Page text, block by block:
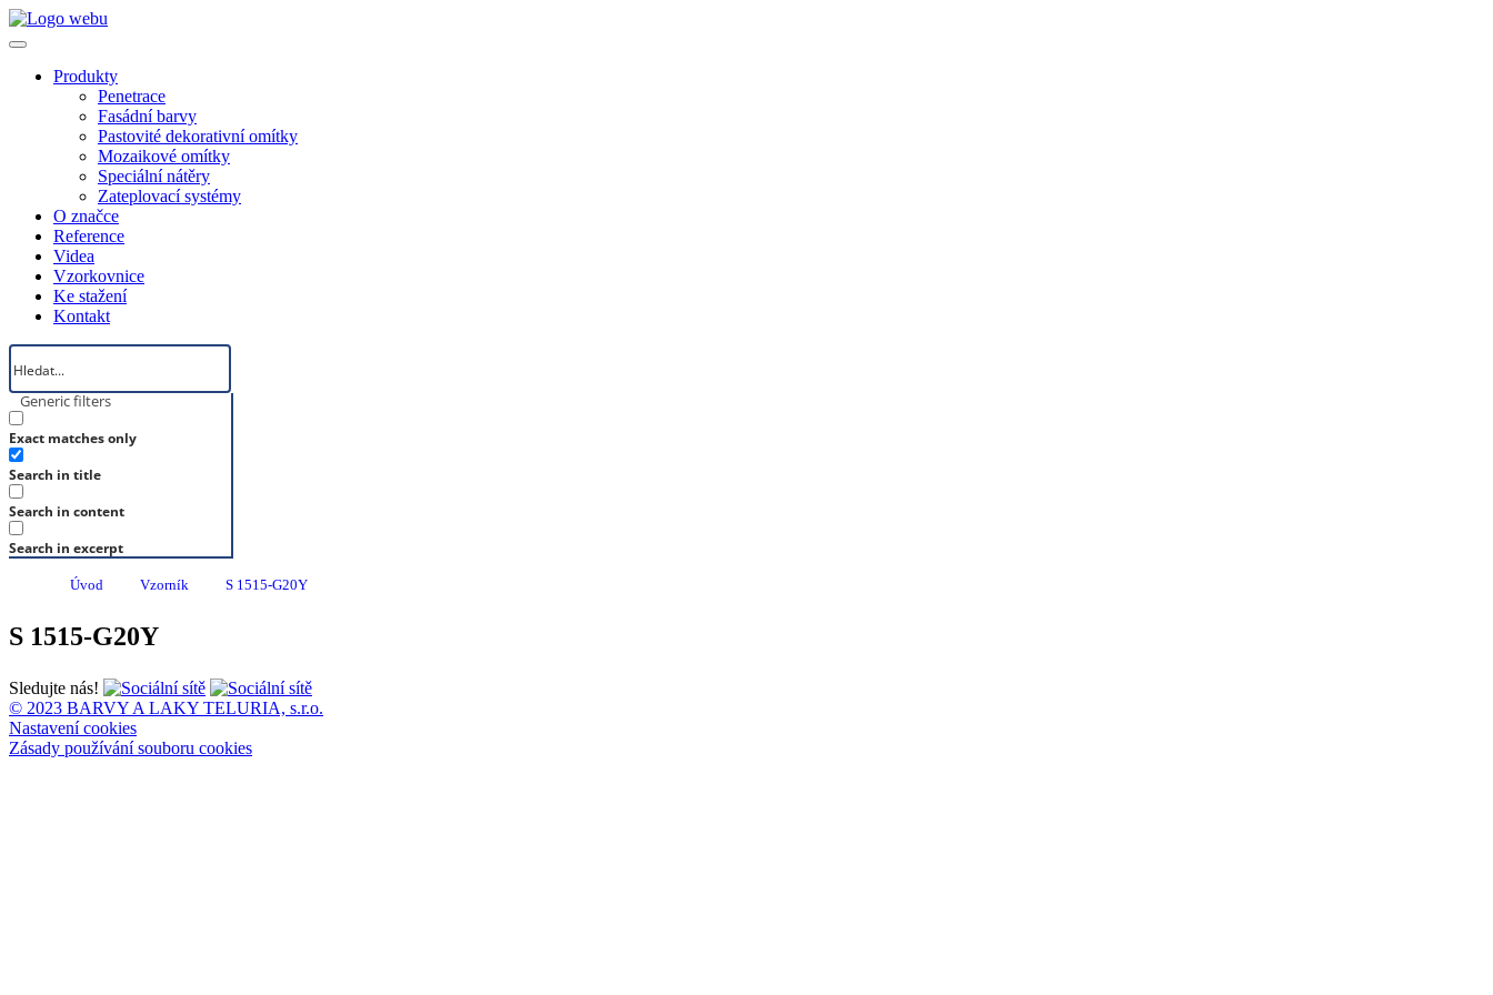
Produkty
Penetrace
Fasádní barvy
Pastovité dekorativní omítky
Mozaikové omítky
Speciální nátěry
Zateplovací systémy
O značce
Reference
Videa
Vzorkovnice
Ke stažení
Kontakt
Generic filters
Exact matches only
Search in title
Search in content
Search in excerpt
Úvod Vzorník S 1515-G20Y
S 1515-G20Y
Sledujte nás!
© 2023 BARVY A LAKY TELURIA, s.r.o.
Nastavení cookies
Zásady používání souboru cookies